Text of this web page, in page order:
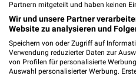
Partnern mitgeteilt und haben keinen
Wir und unsere Partner
Website zu analysieren und
Speichern von oder Zugriff auf
Verwendung reduzierter Daten zur
von Profilen für personalisierte
Auswahl personalisierter Werbung.